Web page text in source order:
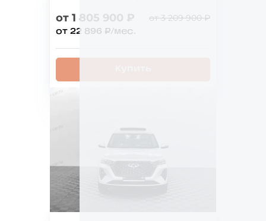
от 1 805 900 ₽ от 3 209 900 ₽
от 22 896 ₽/мес.